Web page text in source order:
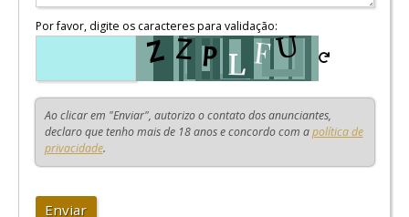
Por favor, digite os caracteres para validação:
Ao clicar em "Enviar", autorizo o contato dos anunciantes,
declaro que tenho mais de 18 anos e concordo com apolítica de
privacidade.
Enviar